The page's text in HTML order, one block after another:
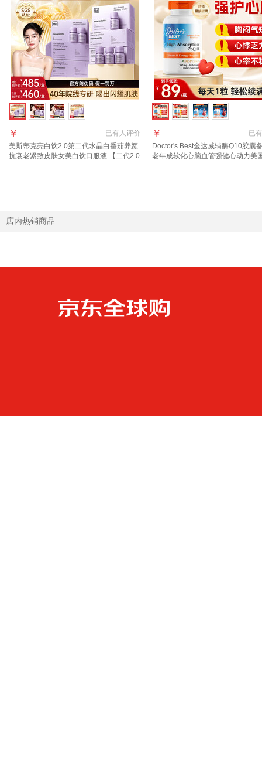
已有人评价
￥
美斯蒂克亮白饮2.0第二代水晶白番茄养颜
抗衰老紧致皮肤女美白饮口服液 【二代2.0
已有
￥
Doctor's Best金达威辅酶Q10胶囊
老年成软化心脑血管强健心动力美
店内热销商品